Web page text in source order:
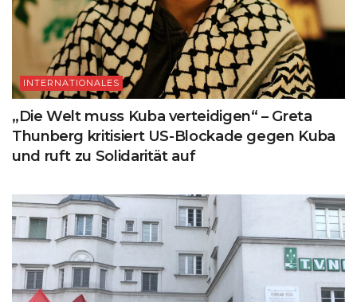
INTERNATIONALES
„Die Welt muss Kuba verteidigen“ – Greta
Thunberg kritisiert US-Blockade gegen Kuba
und ruft zu Solidarität auf